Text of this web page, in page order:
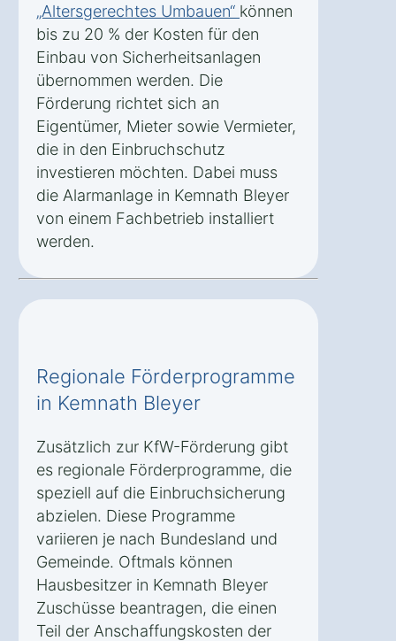
„Altersgerechtes Umbauen“ können
bis zu 20 % der Kosten für den
Einbau von Sicherheitsanlagen
übernommen werden. Die
Förderung richtet sich an
Eigentümer, Mieter sowie Vermieter,
die in den Einbruchschutz
investieren möchten. Dabei muss
die Alarmanlage in Kemnath Bleyer
von einem Fachbetrieb installiert
werden.
Regionale Förderprogramme
in Kemnath Bleyer
Zusätzlich zur KfW-Förderung gibt
es regionale Förderprogramme, die
speziell auf die Einbruchsicherung
abzielen. Diese Programme
variieren je nach Bundesland und
Gemeinde. Oftmals können
Hausbesitzer in Kemnath Bleyer
Zuschüsse beantragen, die einen
Teil der Anschaffungskosten der